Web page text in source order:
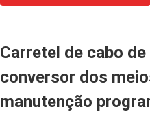
Carretel de cabo
conversor dos
manutenção